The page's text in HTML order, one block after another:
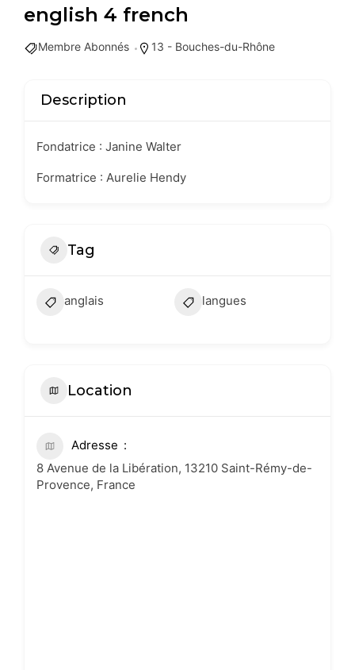
english 4 french
Membre Abonnés 13 - Bouches-du-Rhône
Description
Fondatrice : Janine Walter
Formatrice : Aurelie Hendy
Tag
anglais langues
Location
Adresse
8 Avenue de la Libération, 13210 Saint-Rémy-de-
Provence, France